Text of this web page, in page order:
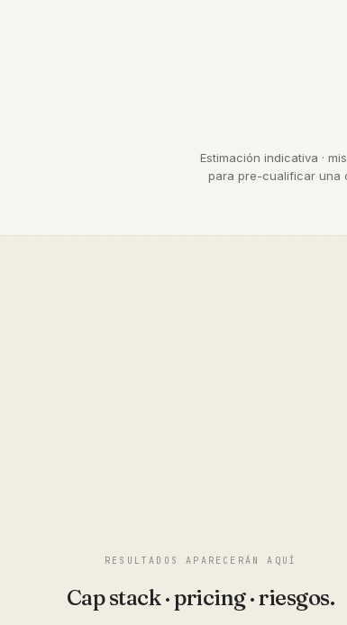
Estimación indicativa ·
para pre-cualificar una
RESULTADOS APARECERÁN AQUÍ
Cap stack · pricing · riesgos.